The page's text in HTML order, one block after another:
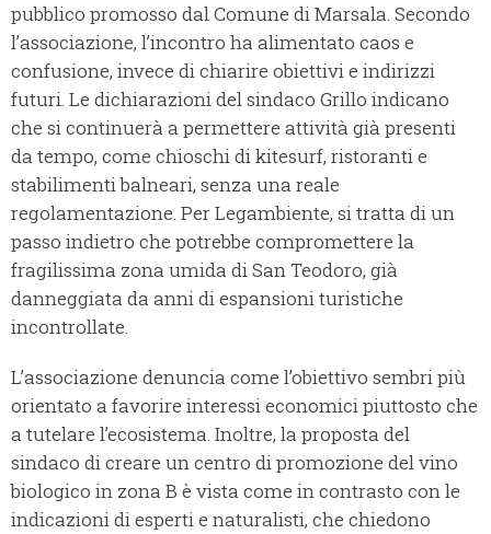
pubblico promosso dal Comune di Marsala. Secondo
l’associazione, l’incontro ha alimentato caos e
confusione, invece di chiarire obiettivi e indirizzi
futuri. Le dichiarazioni del sindaco Grillo indicano
che si continuerà a permettere attività già presenti
da tempo, come chioschi di kitesurf, ristoranti e
stabilimenti balneari, senza una reale
regolamentazione. Per Legambiente, si tratta di un
passo indietro che potrebbe compromettere la
fragilissima zona umida di San Teodoro, già
danneggiata da anni di espansioni turistiche
incontrollate.
L’associazione denuncia come l’obiettivo sembri più
orientato a favorire interessi economici piuttosto che
a tutelare l’ecosistema. Inoltre, la proposta del
sindaco di creare un centro di promozione del vino
biologico in zona B è vista come in contrasto con le
indicazioni di esperti e naturalisti, che chiedono